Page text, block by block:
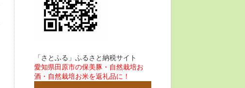
「さとふる」ふるさと納税サイト
愛知県田原市の保美豚・自然栽培お
酒・自然栽培お米を返礼品に！